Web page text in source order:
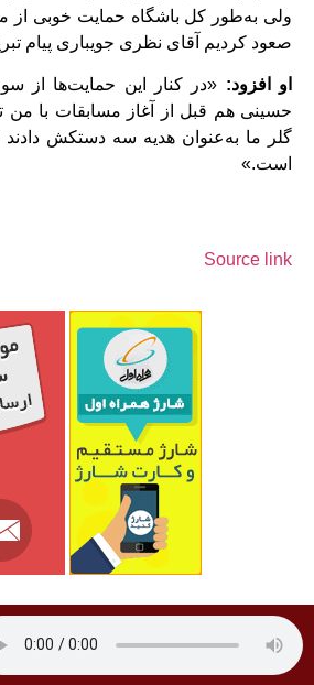
ولی به‌طور کل باشگاه حمایت خوبی از
صعود کردیم آقای نظری جویباری پیام
او افزود: «در کنار این حمایت‌ها از
حسینی هم قبل از آغاز مسابقات با
گلر ما به‌عنوان هدیه سه دستکش دادند
است.»
Source link